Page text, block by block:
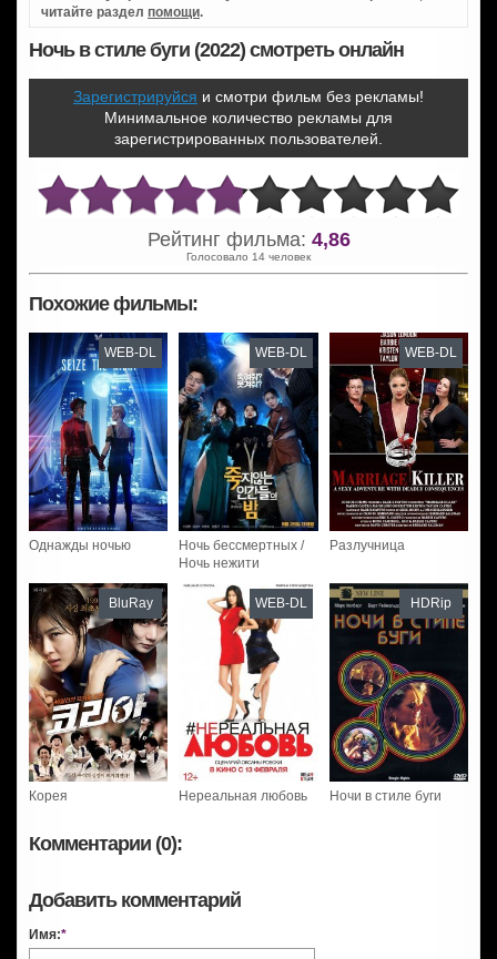
читайте раздел помощи.
Ночь в стиле буги (2022) смотреть онлайн
Зарегистрируйся и смотри фильм без рекламы!
Минимальное количество рекламы для
зарегистрированных пользователей.
Рейтинг фильма: 4,86
Голосовало 14 человек
Похожие фильмы:
Однажды ночью
WEB-DL
Ночь бессмертных /
Ночь нежити
WEB-DL
Разлучница
WEB-DL
Корея
BluRay
Нереальная любовь
WEB-DL
Ночи в стиле буги
HDRip
Комментарии (0):
Добавить комментарий
Имя:*